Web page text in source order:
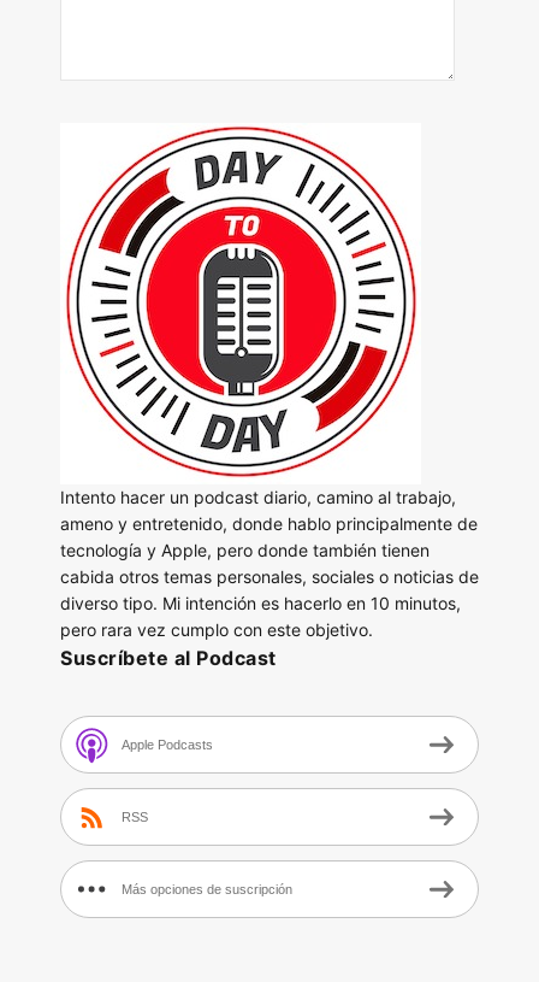
Intento hacer un podcast diario, camino al trabajo,
ameno y entretenido, donde hablo principalmente de
tecnología y Apple, pero donde también tienen
cabida otros temas personales, sociales o noticias de
diverso tipo. Mi intención es hacerlo en 10 minutos,
pero rara vez cumplo con este objetivo.
Suscríbete al Podcast
Apple Podcasts
RSS
Más opciones de suscripción